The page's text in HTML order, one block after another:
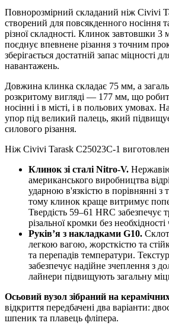
Повнорозмірний складаний ніж Civivi
створений для повсякденного носіння
різної складності. Клинок завтовшки 3
поєднує впевнене різання з точним
зберігається достатній запас міцності
навантажень.
Довжина клинка складає 75 мм, а
розкритому вигляді — 177 мм, що
носінні і в місті, і в польових умовах.
упор під великий палець, який
силового різання.
Ніж Civivi Tarask C25023C-1
Клинок зі сталі Nitro-V.
американського виробництва
ударною в'язкістю в порівнянні
тому клинок краще витримує
Твердість 59–61 HRC забезпечує
різальної кромки без
Руківʼя з накладками G10.
легкою вагою, жорсткістю та
та перепадів температури.
забезпечує надійне зчеплення з
лайнери підвищують загальну
Осьовий вузол зібраний на
відкриття передбачені два варіанти:
шпеник та плавець фліпера.